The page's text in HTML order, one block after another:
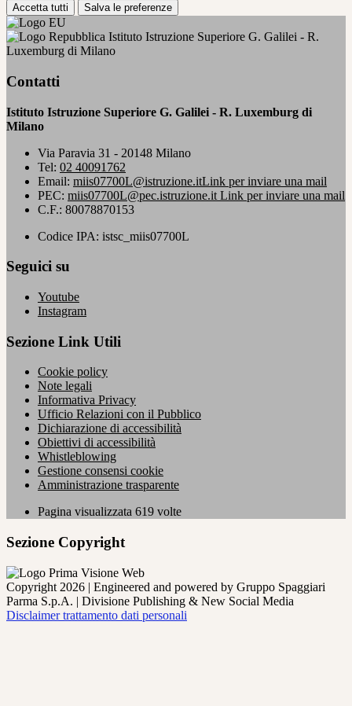
Accetta tutti Salva le preferenze
Istituto Istruzione Superiore G. Galilei - R.
Luxemburg di Milano
Contatti
Istituto Istruzione Superiore G. Galilei - R. Luxemburg di
Milano
Via Paravia 31 - 20148 Milano
Tel: 02 40091762
Email: miis07700L@istruzione.itLink per inviare una mail
PEC: miis07700L@pec.istruzione.it Link per inviare una mail
C.F.: 80078870153
Codice IPA: istsc_miis07700L
Seguici su
Youtube
Instagram
Sezione Link Utili
Cookie policy
Note legali
Informativa Privacy
Ufficio Relazioni con il Pubblico
Dichiarazione di accessibilità
Obiettivi di accessibilità
Whistleblowing
Gestione consensi cookie
Amministrazione trasparente
Pagina visualizzata 619 volte
Sezione Copyright
Copyright 2026 | Engineered and powered by Gruppo Spaggiari
Parma S.p.A. | Divisione Publishing & New Social Media
Disclaimer trattamento dati personali